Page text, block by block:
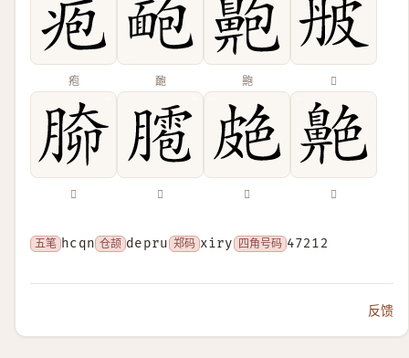
疱 靤 䶌 𤿔
𦝐 𦡕 𦫗 𦫱
五笔 hcqn 仓颉 depru 郑码 xiry 四角号码 47212
反馈